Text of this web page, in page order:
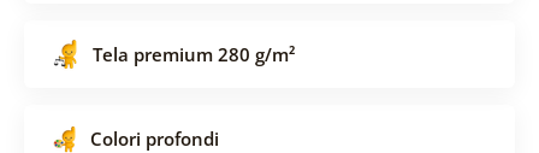
Tela premium 280 g/m²
Colori profondi